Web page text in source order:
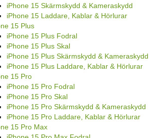
iPhone 15 Skärmskydd & Kameraskydd
iPhone 15 Laddare, Kablar & Hörlurar
15 Plus
iPhone 15 Plus Fodral
iPhone 15 Plus Skal
iPhone 15 Plus Skärmskydd & Kameraskydd
iPhone 15 Plus Laddare, Kablar & Hörlurar
15 Pro
iPhone 15 Pro Fodral
iPhone 15 Pro Skal
iPhone 15 Pro Skärmskydd & Kameraskydd
iPhone 15 Pro Laddare, Kablar & Hörlurar
15 Pro Max